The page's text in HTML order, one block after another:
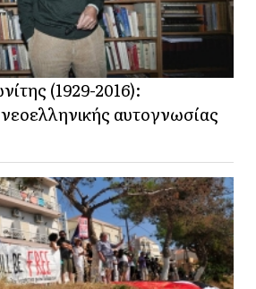
(1929-2016):
νεοελληνικής αυτογνωσίας